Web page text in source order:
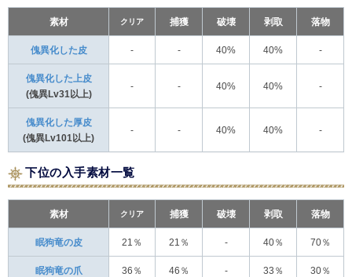
素材 クリア 捕獲 破壊 剥取 落物
傀異化した皮 - - 40% 40% -
傀異化した上皮
(傀異Lv31以上)
- - 40% 40% -
傀異化した厚皮
(傀異Lv101以上)
- - 40% 40% -
下位の入手素材一覧
素材 クリア 捕獲 破壊 剥取 落物
眠狗竜の皮 21％ 21％ - 40％ 70％
眠狗竜の爪 36％ 46％ - 33％ 30％